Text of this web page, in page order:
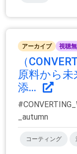
アーカイブ 視聴
（
原料から
添...
_autumn
コーティング